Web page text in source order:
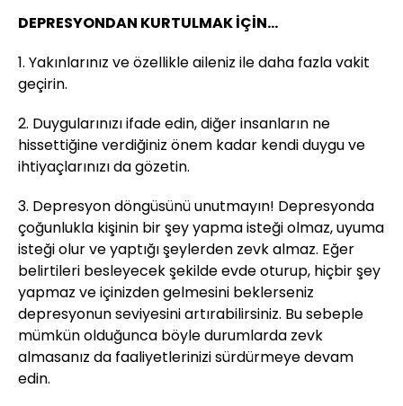
DEPRESYONDAN KURTULMAK İÇİN...
1. Yakınlarınız ve özellikle aileniz ile daha fazla vakit
geçirin.
2. Duygularınızı ifade edin, diğer insanların ne
hissettiğine verdiğiniz önem kadar kendi duygu ve
ihtiyaçlarınızı da gözetin.
3. Depresyon döngüsünü unutmayın! Depresyonda
çoğunlukla kişinin bir şey yapma isteği olmaz, uyuma
isteği olur ve yaptığı şeylerden zevk almaz. Eğer
belirtileri besleyecek şekilde evde oturup, hiçbir şey
yapmaz ve içinizden gelmesini beklerseniz
depresyonun seviyesini artırabilirsiniz. Bu sebeple
mümkün olduğunca böyle durumlarda zevk
almasanız da faaliyetlerinizi sürdürmeye devam
edin.